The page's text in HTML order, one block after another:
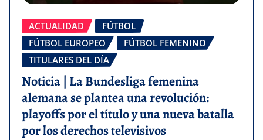
ACTUALIDAD
FÚTBOL
FÚTBOL EUROPEO
FÚTBOL FEMENINO
TITULARES DEL DÍA
Noticia | La Bundesliga femenina
alemana se plantea una revolución:
playoffs por el título y una nueva batalla
por los derechos televisivos